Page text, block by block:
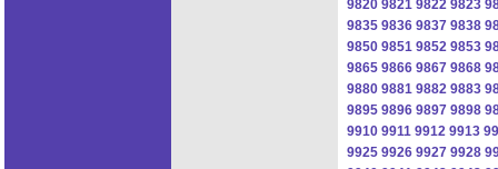
9820 9821 9822 9823
9835 9836 9837 9838
9850 9851 9852 9853
9865 9866 9867 9868
9880 9881 9882 9883
9895 9896 9897 9898
9910 9911 9912 9913
9925 9926 9927 9928